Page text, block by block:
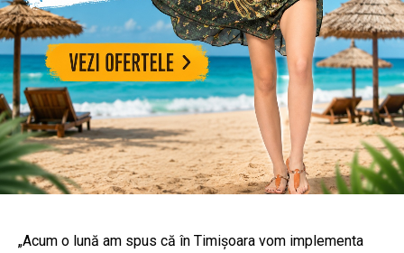
„Acum o lună am spus că în Timișoara vom implementa